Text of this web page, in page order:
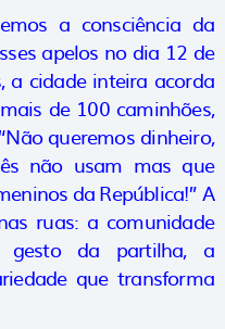
a consciência da
apelos no dia 12 de
a cidade inteira acorda
de 100 caminhões,
queremos dinheiro,
não usam mas que
da República!” A
ruas: a comunidade
da partilha, a
que transforma